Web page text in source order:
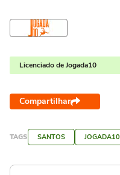
Licenciado de Jogada10
Compartilhar
TAGS SANTOS JOGADA10